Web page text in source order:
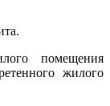
помещения
жилого